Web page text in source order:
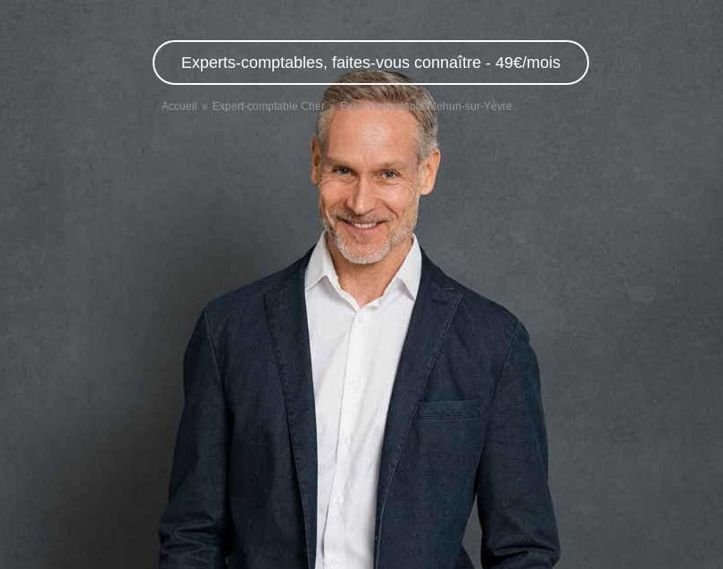
Experts-comptables, faites-vous connaître - 49€/mois
Accueil Expert-comptable Cher Expert comptable Mehun-sur-Yèvre